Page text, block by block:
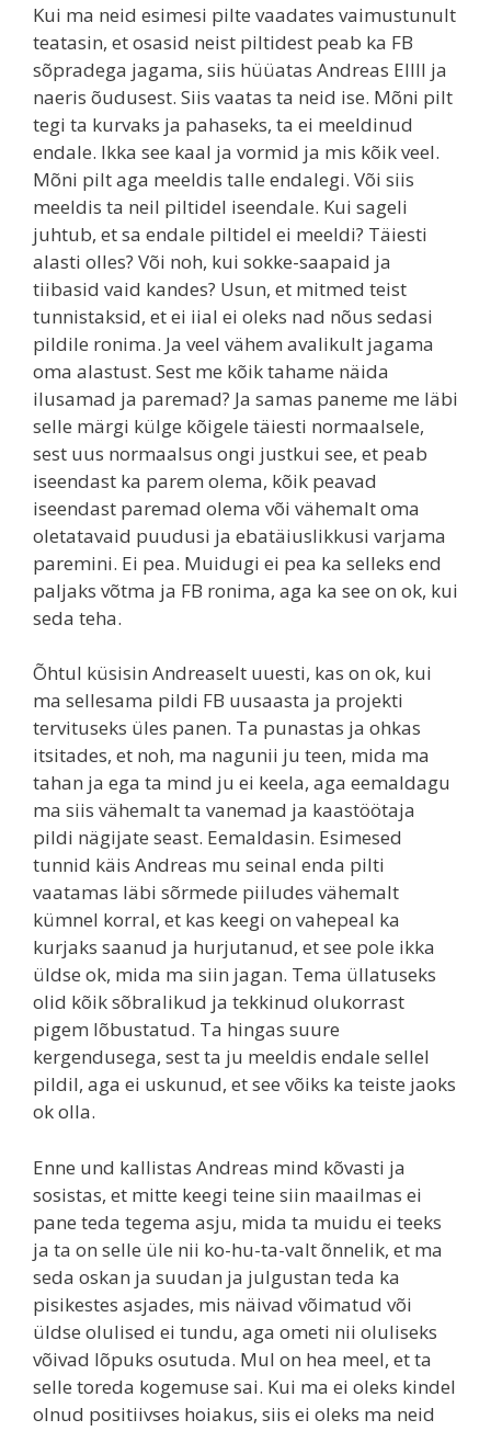
Kui ma neid esimesi pilte vaadates vaimustunult
teatasin, et osasid neist piltidest peab ka FB
sõpradega jagama, siis hüüatas Andreas EIIII ja
naeris õudusest. Siis vaatas ta neid ise. Mõni pilt
tegi ta kurvaks ja pahaseks, ta ei meeldinud
endale. Ikka see kaal ja vormid ja mis kõik veel.
Mõni pilt aga meeldis talle endalegi. Või siis
meeldis ta neil piltidel iseendale. Kui sageli
juhtub, et sa endale piltidel ei meeldi? Täiesti
alasti olles? Või noh, kui sokke-saapaid ja
tiibasid vaid kandes? Usun, et mitmed teist
tunnistaksid, et ei iial ei oleks nad nõus sedasi
pildile ronima. Ja veel vähem avalikult jagama
oma alastust. Sest me kõik tahame näida
ilusamad ja paremad? Ja samas paneme me läbi
selle märgi külge kõigele täiesti normaalsele,
sest uus normaalsus ongi justkui see, et peab
iseendast ka parem olema, kõik peavad
iseendast paremad olema või vähemalt oma
oletatavaid puudusi ja ebatäiuslikkusi varjama
paremini. Ei pea. Muidugi ei pea ka selleks end
paljaks võtma ja FB ronima, aga ka see on ok, kui
seda teha.
Õhtul küsisin Andreaselt uuesti, kas on ok, kui
ma sellesama pildi FB uusaasta ja projekti
tervituseks üles panen. Ta punastas ja ohkas
itsitades, et noh, ma nagunii ju teen, mida ma
tahan ja ega ta mind ju ei keela, aga eemaldagu
ma siis vähemalt ta vanemad ja kaastöötaja
pildi nägijate seast. Eemaldasin. Esimesed
tunnid käis Andreas mu seinal enda pilti
vaatamas läbi sõrmede piiludes vähemalt
kümnel korral, et kas keegi on vahepeal ka
kurjaks saanud ja hurjutanud, et see pole ikka
üldse ok, mida ma siin jagan. Tema üllatuseks
olid kõik sõbralikud ja tekkinud olukorrast
pigem lõbustatud. Ta hingas suure
kergendusega, sest ta ju meeldis endale sellel
pildil, aga ei uskunud, et see võiks ka teiste jaoks
ok olla.
Enne und kallistas Andreas mind kõvasti ja
sosistas, et mitte keegi teine siin maailmas ei
pane teda tegema asju, mida ta muidu ei teeks
ja ta on selle üle nii ko-hu-ta-valt õnnelik, et ma
seda oskan ja suudan ja julgustan teda ka
pisikestes asjades, mis näivad võimatud või
üldse olulised ei tundu, aga ometi nii oluliseks
võivad lõpuks osutuda. Mul on hea meel, et ta
selle toreda kogemuse sai. Kui ma ei oleks kindel
olnud positiivses hoiakus, siis ei oleks ma neid